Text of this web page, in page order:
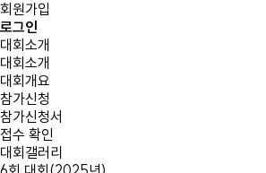
회원가입
로그인
대회소개
대회소개
대회개요
참가신청
참가신청서
접수 확인
대회갤러리